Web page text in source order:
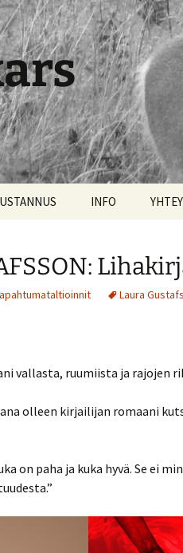
INFO
Laura
vallasta, ruumiista ja rajojen
olleen kirjailijan romaani
on paha ja kuka hyvä. Se ei